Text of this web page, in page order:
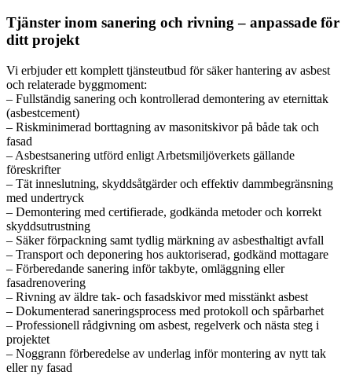
Tjänster inom sanering och rivning – anpassade för
ditt projekt
Vi erbjuder ett komplett tjänsteutbud för säker hantering av asbest
och relaterade byggmoment:
– Fullständig sanering och kontrollerad demontering av eternittak
(asbestcement)
– Riskminimerad borttagning av masonitskivor på både tak och
fasad
– Asbestsanering utförd enligt Arbetsmiljöverkets gällande
föreskrifter
– Tät inneslutning, skyddsåtgärder och effektiv dammbegränsning
med undertryck
– Demontering med certifierade, godkända metoder och korrekt
skyddsutrustning
– Säker förpackning samt tydlig märkning av asbesthaltigt avfall
– Transport och deponering hos auktoriserad, godkänd mottagare
– Förberedande sanering inför takbyte, omläggning eller
fasadrenovering
– Rivning av äldre tak- och fasadskivor med misstänkt asbest
– Dokumenterad saneringsprocess med protokoll och spårbarhet
– Professionell rådgivning om asbest, regelverk och nästa steg i
projektet
– Noggrann förberedelse av underlag inför montering av nytt tak
eller ny fasad